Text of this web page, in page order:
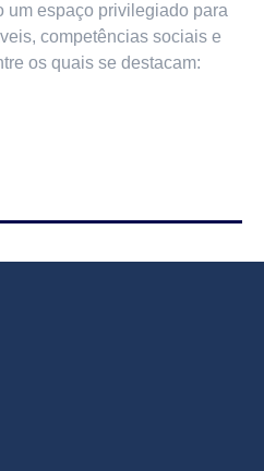
um espaço privilegiado para
competências sociais e
os quais se destacam: